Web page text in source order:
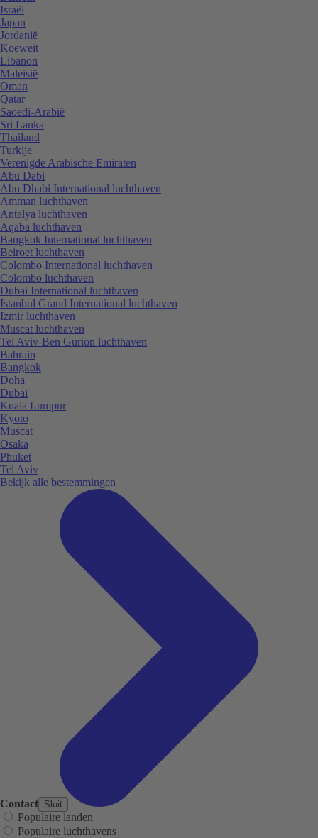
Contact Sluit
Israël
Japan
Jordanië
Koeweit
Libanon
Maleisië
Oman
Qatar
Saoedi-Arabië
Sri Lanka
Thailand
Turkije
Verenigde Arabische Emiraten
Abu Dabi
Abu Dhabi International luchthaven
Amman luchthaven
Antalya luchthaven
Aqaba luchthaven
Bangkok International luchthaven
Beiroet luchthaven
Colombo International luchthaven
Colombo luchthaven
Dubai International luchthaven
Istanbul Grand International luchthaven
Izmir luchthaven
Muscat luchthaven
Tel Aviv-Ben Gurion luchthaven
Bahrain
Bangkok
Doha
Dubai
Kuala Lumpur
Kyoto
Muscat
Osaka
Phuket
Tel Aviv
Bekijk alle bestemmingen
Populaire landen
Populaire luchthavens